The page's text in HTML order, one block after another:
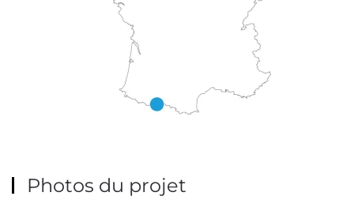
Photos du projet